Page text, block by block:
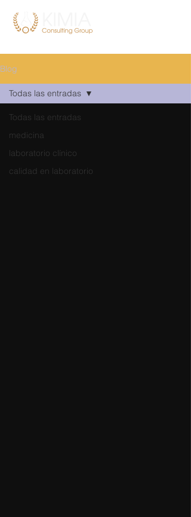
Blog
Todas las entradas
medicina
laboratorio clínico
calidad en laboratorio
Todas las entradas